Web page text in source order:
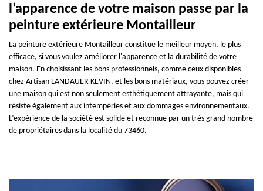
l’apparence de votre maison passe par la
peinture extérieure Montailleur
La peinture extérieure Montailleur constitue le meilleur moyen, le plus
efficace, si vous voulez améliorer l'apparence et la durabilité de votre
maison. En choisissant les bons professionnels, comme ceux disponibles
chez Artisan LANDAUER KEVIN, et les bons matériaux, vous pouvez créer
une maison qui est non seulement esthétiquement attrayante, mais qui
résiste également aux intempéries et aux dommages environnementaux.
L’expérience de la société est solide et reconnue par un très grand nombre
de propriétaires dans la localité du 73460.